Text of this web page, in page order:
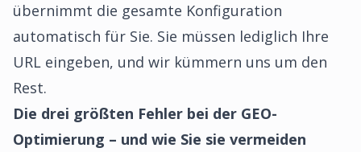
übernimmt die gesamte Konfiguration
automatisch für Sie. Sie müssen lediglich Ihre
URL eingeben, und wir kümmern uns um den
Rest.
Die drei größten Fehler bei der GEO-
Optimierung – und wie Sie sie vermeiden